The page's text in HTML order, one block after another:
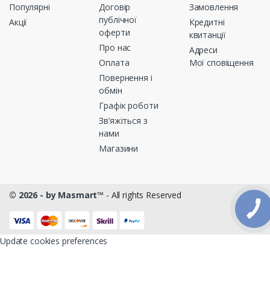
Популярні
Акції
Договір
публічної
оферти
Про нас
Оплата
Повернення і
обмін
Графік роботи
Зв’яжіться з
нами
Магазини
Замовлення
Кредитні
квитанції
Адреси
Мої сповіщення
© 2026 - by Masmart™ - All rights Reserved
Update cookies preferences
КНОПКА
ЗВ'ЯЗКУ